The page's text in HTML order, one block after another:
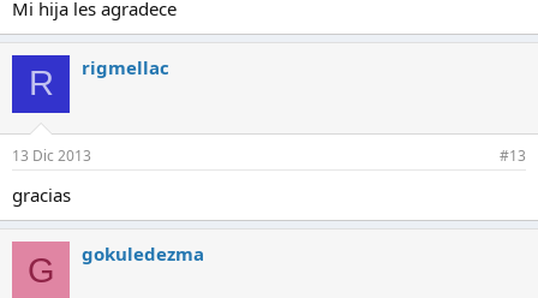
Mi hija les agradece
R rigmellac
13 Dic 2013 #13
gracias
G gokuledezma